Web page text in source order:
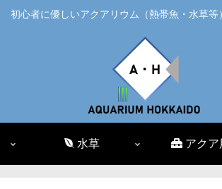
初心者に優しいアクアリウム（熱帯魚・水草等
水草 アクア